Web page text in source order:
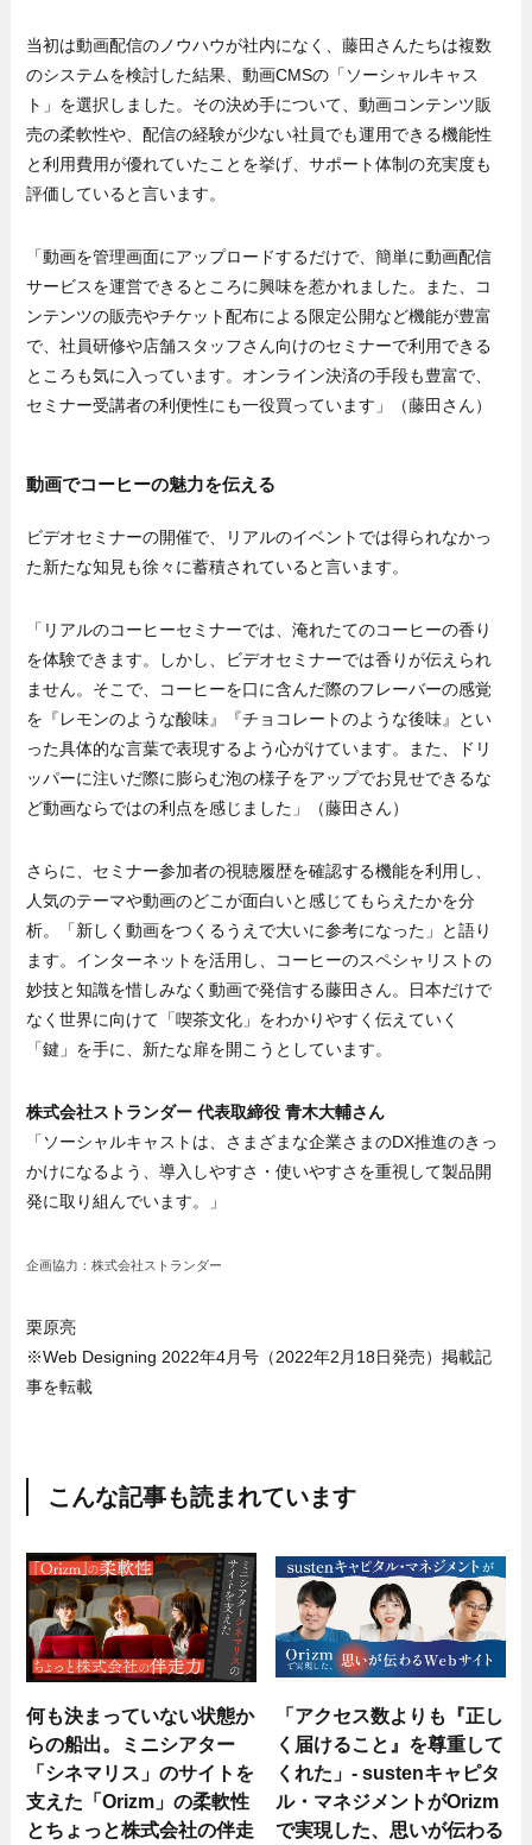
当初は動画配信のノウハウが社内になく、藤田さんたちは複数
のシステムを検討した結果、動画CMSの「ソーシャルキャス
ト」を選択しました。その決め手について、動画コンテンツ販
売の柔軟性や、配信の経験が少ない社員でも運用できる機能性
と利用費用が優れていたことを挙げ、サポート体制の充実度も
評価していると言います。
「動画を管理画面にアップロードするだけで、簡単に動画配信
サービスを運営できるところに興味を惹かれました。また、コ
ンテンツの販売やチケット配布による限定公開など機能が豊富
で、社員研修や店舗スタッフさん向けのセミナーで利用できる
ところも気に入っています。オンライン決済の手段も豊富で、
セミナー受講者の利便性にも一役買っています」（藤田さん）
動画でコーヒーの魅力を伝える
ビデオセミナーの開催で、リアルのイベントでは得られなかっ
た新たな知見も徐々に蓄積されていると言います。
「リアルのコーヒーセミナーでは、淹れたてのコーヒーの香り
を体験できます。しかし、ビデオセミナーでは香りが伝えられ
ません。そこで、コーヒーを口に含んだ際のフレーバーの感覚
を『レモンのような酸味』『チョコレートのような後味』とい
った具体的な言葉で表現するよう心がけています。また、ドリ
ッパーに注いだ際に膨らむ泡の様子をアップでお見せできるな
ど動画ならではの利点を感じました」（藤田さん）
さらに、セミナー参加者の視聴履歴を確認する機能を利用し、
人気のテーマや動画のどこが面白いと感じてもらえたかを分
析。「新しく動画をつくるうえで大いに参考になった」と語り
ます。インターネットを活用し、コーヒーのスペシャリストの
妙技と知識を惜しみなく動画で発信する藤田さん。日本だけで
なく世界に向けて「喫茶文化」をわかりやすく伝えていく
「鍵」を手に、新たな扉を開こうとしています。
株式会社ストランダー 代表取締役 青木大輔さん
「ソーシャルキャストは、さまざまな企業さまのDX推進のきっ
かけになるよう、導入しやすさ・使いやすさを重視して製品開
発に取り組んでいます。」
企画協力：株式会社ストランダー
栗原亮
※Web Designing 2022年4月号（2022年2月18日発売）掲載記
事を転載
こんな記事も読まれています
何も決まっていない状態か
らの船出。ミニシアター
「シネマリス」のサイトを
支えた「Orizm」の柔軟性
とちょっと株式会社の伴走
「アクセス数よりも『正し
く届けること』を尊重して
くれた」- sustenキャピタ
ル・マネジメントがOrizm
で実現した、思いが伝わる